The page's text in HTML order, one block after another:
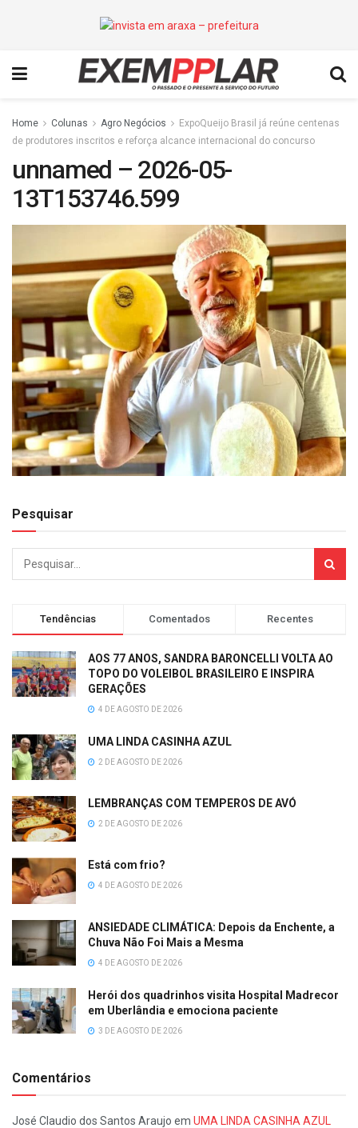
Home Colunas Agro Negócios
ExpoQueijo Brasil já reúne centenas
de produtores inscritos e reforça alcance internacional do concurso
unnamed – 2026-05-
13T153746.599
Pesquisar
Tendências Comentados Recentes
AOS 77 ANOS, SANDRA BARONCELLI VOLTA AO
TOPO DO VOLEIBOL BRASILEIRO E INSPIRA
GERAÇÕES
4 DE AGOSTO DE 2026
UMA LINDA CASINHA AZUL
2 DE AGOSTO DE 2026
LEMBRANÇAS COM TEMPEROS DE AVÓ
2 DE AGOSTO DE 2026
Está com frio?
4 DE AGOSTO DE 2026
ANSIEDADE CLIMÁTICA: Depois da Enchente, a
Chuva Não Foi Mais a Mesma
4 DE AGOSTO DE 2026
Herói dos quadrinhos visita Hospital Madrecor
em Uberlândia e emociona paciente
3 DE AGOSTO DE 2026
Comentários
José Claudio dos Santos Araujo em UMA LINDA CASINHA AZUL